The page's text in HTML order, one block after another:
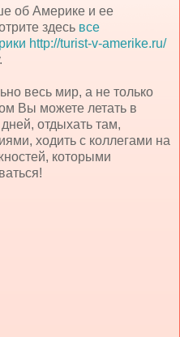
об Америке и ее
здесь все
http://turist-v-amerike.ru/
весь мир, а не только
Вы можете летать в
отдыхать там,
ходить с коллегами на
которыми